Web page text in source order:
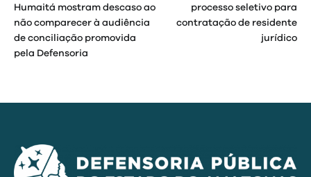
Post
Humaitá mostram descaso ao
não comparecer à audiência
de conciliação promovida
pela Defensoria
processo seletivo para
contratação de residente
jurídico